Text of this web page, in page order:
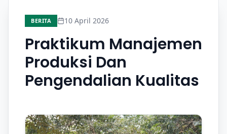
BERITA 10 April 2026
Praktikum Manajemen
Produksi Dan
Pengendalian Kualitas